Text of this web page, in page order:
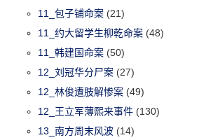
11_包子铺命案 (21)
11_约大留学生柳乾命案 (48)
11_韩建国命案 (50)
12_刘冠华分尸案 (27)
12_林俊遭肢解惨案 (49)
12_王立军薄熙来事件 (130)
13_南方周末风波 (14)